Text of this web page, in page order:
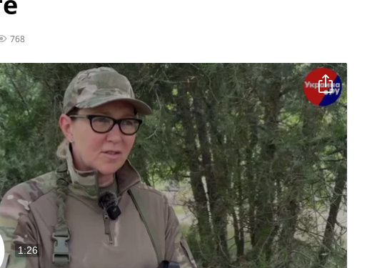
768
1:26